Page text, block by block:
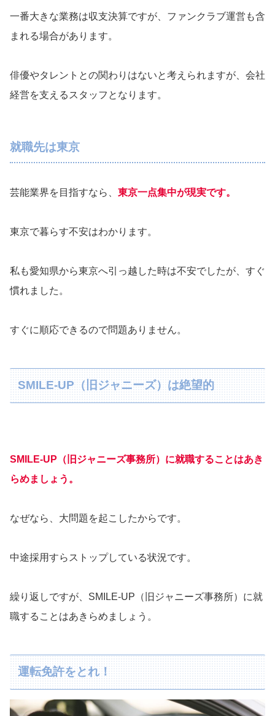
一番大きな業務は収支決算ですが、ファンクラブ運営も含
まれる場合があります。
俳優やタレントとの関わりはないと考えられますが、会社
経営を支えるスタッフとなります。
就職先は東京
芸能業界を目指すなら、 東京一点集中が現実です。
東京で暮らす不安はわかります。
私も愛知県から東京へ引っ越した時は不安でしたが、すぐ
慣れました。
すぐに順応できるので問題ありません。
SMILE-UP（旧ジャニーズ）は絶望的
SMILE-UP（旧ジャニーズ事務所）に就職することはあき
らめましょう。
なぜなら、大問題を起こしたからです。
中途採用すらストップしている状況です。
繰り返しですが、SMILE-UP（旧ジャニーズ事務所）に就
職することはあきらめましょう。
運転免許をとれ！